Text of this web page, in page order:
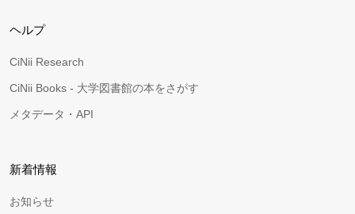
ヘルプ
CiNii Research
CiNii Books - 大学図書館の本をさがす
メタデータ・API
新着情報
お知らせ